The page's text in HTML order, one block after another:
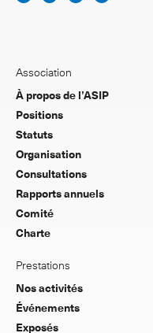
Association
À propos de l’ASIP
Positions
Statuts
Organisation
Consultations
Rapports annuels
Comité
Charte
Prestations
Nos activités
Événements
Exposés